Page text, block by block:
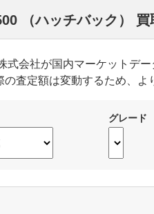
（ハッチバック）
式会社が国内マーケットデ
の査定額は変動するため、
グレード